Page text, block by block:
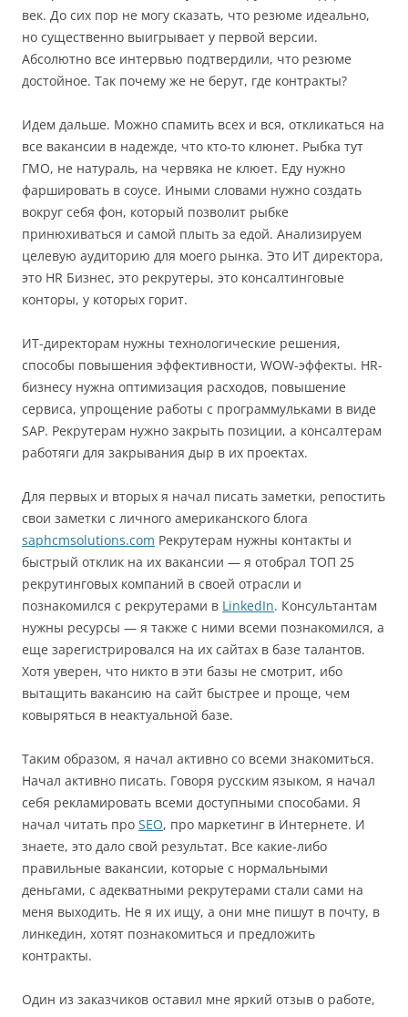
век. До сих пор не могу сказать, что резюме идеально,
но существенно выигрывает у первой версии.
Абсолютно все интервью подтвердили, что резюме
достойное. Так почему же не берут, где контракты?
Идем дальше. Можно спамить всех и вся, откликаться на
все вакансии в надежде, что кто-то клюнет. Рыбка тут
ГМО, не натураль, на червяка не клюет. Еду нужно
фаршировать в соусе. Иными словами нужно создать
вокруг себя фон, который позволит рыбке
принюхиваться и самой плыть за едой. Анализируем
целевую аудиторию для моего рынка. Это ИТ директора,
это HR Бизнес, это рекрутеры, это консалтинговые
конторы, у которых горит.
ИТ-директорам нужны технологические решения,
способы повышения эффективности, WOW-эффекты. HR-
бизнесу нужна оптимизация расходов, повышение
сервиса, упрощение работы с программульками в виде
SAP. Рекрутерам нужно закрыть позиции, а консалтерам
работяги для закрывания дыр в их проектах.
Для первых и вторых я начал писать заметки, репостить
свои заметки с личного американского блога
saphcmsolutions.com Рекрутерам нужны контакты и
быстрый отклик на их вакансии — я отобрал ТОП 25
рекрутинговых компаний в своей отрасли и
познакомился с рекрутерами в LinkedIn. Консультантам
нужны ресурсы — я также с ними всеми познакомился, а
еще зарегистрировался на их сайтах в базе талантов.
Хотя уверен, что никто в эти базы не смотрит, ибо
вытащить вакансию на сайт быстрее и проще, чем
ковыряться в неактуальной базе.
Таким образом, я начал активно со всеми знакомиться.
Начал активно писать. Говоря русским языком, я начал
себя рекламировать всеми доступными способами. Я
начал читать про SEO, про маркетинг в Интернете. И
знаете, это дало свой результат. Все какие-либо
правильные вакансии, которые с нормальными
деньгами, с адекватными рекрутерами стали сами на
меня выходить. Не я их ищу, а они мне пишут в почту, в
линкедин, хотят познакомиться и предложить
контракты.
Один из заказчиков оставил мне яркий отзыв о работе,